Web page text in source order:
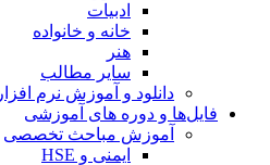
ادبیات
خانه و خانواده
هنر
سایر مطالب
دانلود و آموزش نرم افزار
فایل‌ها و دوره های آموزشی
آموزش مباحث تخصصی
ایمنی و HSE